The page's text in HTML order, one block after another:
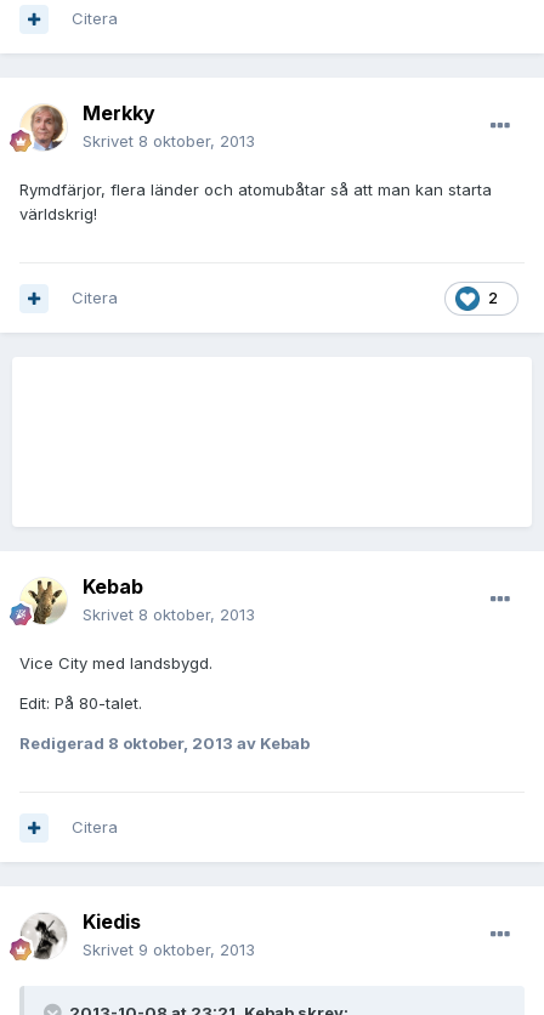
Citera
Merkky
Skrivet 8 oktober, 2013
Rymdfärjor, flera länder och atomubåtar så att man kan starta
världskrig!
2
Citera
Kebab
Skrivet 8 oktober, 2013
Vice City med landsbygd.
Edit: På 80-talet.
Redigerad 8 oktober, 2013 av Kebab
Citera
Kiedis
Skrivet 9 oktober, 2013